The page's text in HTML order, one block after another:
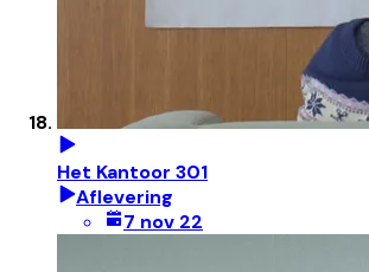
Het Kantoor 301
Aflevering
7 nov 22